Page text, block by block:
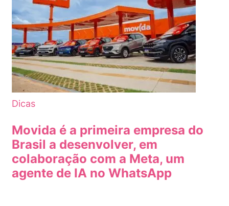
Dicas
Movida é a primeira empresa do
Brasil a desenvolver, em
colaboração com a Meta, um
agente de IA no WhatsApp